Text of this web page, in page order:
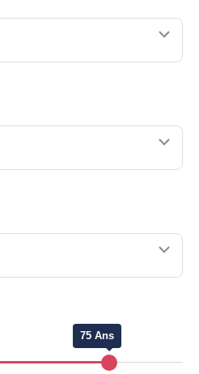
75 Ans